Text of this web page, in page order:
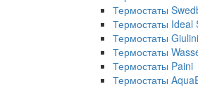
Термостаты
Термостаты Ideal
Термостаты Giulini
Термостаты
Термостаты Paini
Термостаты